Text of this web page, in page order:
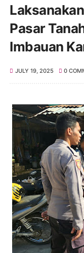
Pasar
Imbauan
JULY 19, 2025 0